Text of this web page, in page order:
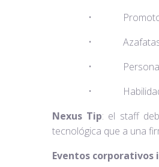
• Promotores/
• Azafatas/os de
• Personal técnico
• Habilidades
Nexus Tip: el staff
tecnológica que a una
Eventos corporativos